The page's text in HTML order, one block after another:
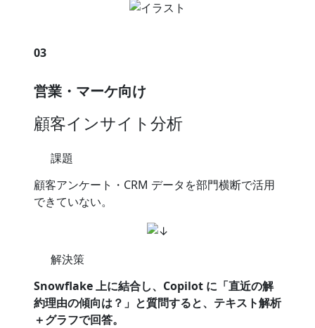
03
営業・マーケ向け
顧客インサイト分析
課題
顧客アンケート・CRM データを部門横断で活用
できていない。
解決策
Snowflake 上に結合し、Copilot に「直近の解
約理由の傾向は？」と質問すると、テキスト解析
＋グラフで回答。